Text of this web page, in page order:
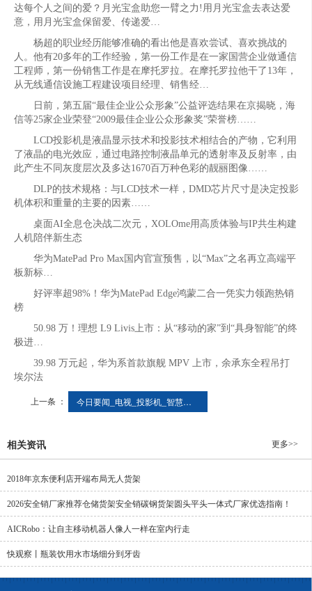
达每个人之间的爱？月光宝盒助您一臂之力!用月光宝盒去表达爱
意，用月光宝盒保留爱、传递爱…
杨超的职业经历能够准确的看出他是喜欢尝试、喜欢挑战的
人。他有20多年的工作经验，第一份工作是在一家国营企业做通信
工程师，第一份销售工作是在摩托罗拉。在摩托罗拉他干了13年，
从无线通信设施工程建设项目经理、销售经…
日前，第五届“最佳企业公众形象”公益评选结果在京揭晓，海
信等25家企业荣登“2009最佳企业公众形象奖”荣誉榜……
LCD投影机是液晶显示技术和投影技术相结合的产物，它利用
了液晶的电光效应，通过电路控制液晶单元的透射率及反射率，由
此产生不同灰度层次及多达1670百万种色彩的靓丽图像……
DLP的技术规格：与LCD技术一样，DMD芯片尺寸是决定投影
机体积和重量的主要的因素……
桌面AI全息仓决战二次元，XOLOme用高质体验与IP共生构建
人机陪伴新生态
华为MatePad Pro Max国内官宣预售，以“Max”之名再立高端平
板新标…
好评率超98%！华为MatePad Edge鸿蒙二合一凭实力领跑热销
榜
50.98 万！理想 L9 Livis上市：从“移动的家”到“具身智能”的终
极进…
39.98 万元起，华为系首款旗舰 MPV 上市，余承东全程吊打
埃尔法
上一条 ： 今日要闻_电视_投影机_智慧视听频道_天极网
相关资讯 更多>>
2018年京东便利店开端布局无人货架
2026安全销厂家推荐仓储货架安全销碳钢货架圆头平头一体式厂家优选指南！
AICRobo：让自主移动机器人像人一样在室内行走
快观察丨瓶装饮用水市场细分到牙齿